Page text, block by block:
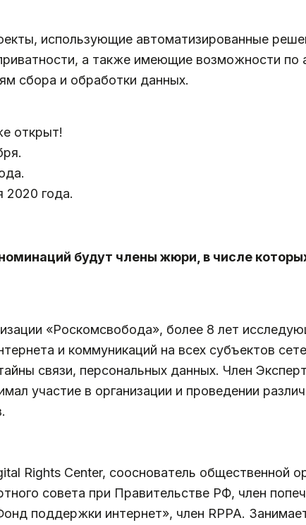
использующие автоматизированные
а также имеющие возможности
сбора и обработки данных.
открыт!
2020 года.
будут члены жюри, в числе
«Роскомсвобода», более 8 лет
и коммуникаций на всех субъектов
связи, персональных данных. Член
участие в организации и проведении
Rights Center, сооснователь общественной
совета при Правительстве РФ, член
поддержки интернет», член RPPA.